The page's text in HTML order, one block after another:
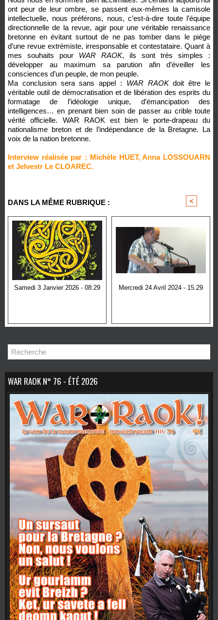
ont peur de leur ombre, se passent eux-mêmes la camisole
intellectuelle, nous préférons, nous, c’est-à-dire toute l’équipe
directionnelle de la revue, agir pour une véritable renaissance
bretonne en évitant surtout de ne pas tomber dans le piège
d’une revue extrémiste, irresponsable et contestataire. Quant à
mes souhaits pour WAR RAOK, ils sont très simples :
développer au maximum sa parution afin d’éveiller les
consciences d’un peuple, de mon peuple.
Ma conclusion sera sans appel : WAR RAOKdoit être le
véritable outil de démocratisation et de libération des esprits du
formatage de l’idéologie unique, d’émancipation des
intelligences… en prenant bien soin de passer au crible toute
vérité officielle. WAR RAOK est bien le porte-drapeau du
nationalisme breton et de l’indépendance de la Bretagne. La
voix de la nation bretonne.
Interview réalisée par : Michèle HUET, Anna LOSSOUARN
et Jelvestr Le CLOAREC.
DANS LA MÊME RUBRIQUE : <
Samedi 3 Janvier 2026 - 08:29 Mercredi 24 Avril 2024 - 15:29
WAR RAOK N° 76 - ÉTÉ 2026